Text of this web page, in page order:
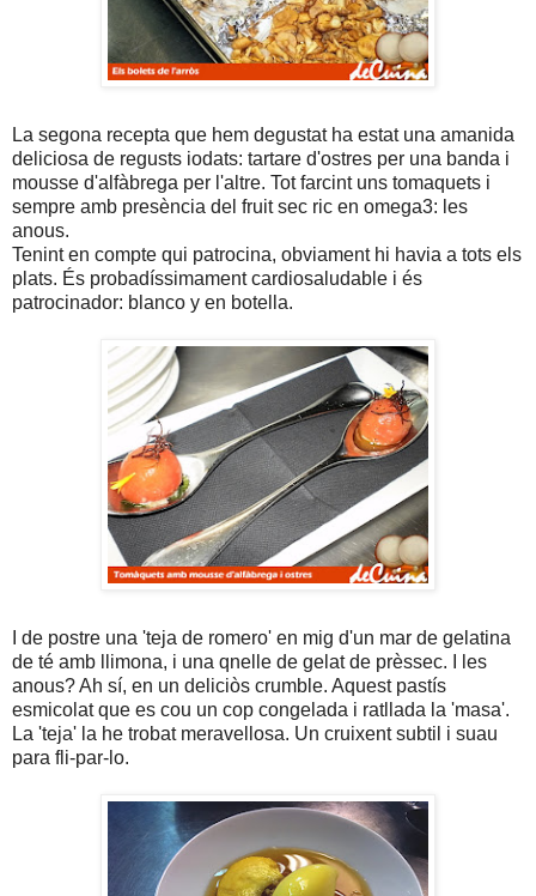
La segona recepta que hem degustat ha estat una amanida
deliciosa de regusts iodats: tartare d'ostres per una banda i
mousse d'alfàbrega per l'altre. Tot farcint uns tomaquets i
sempre amb presència del fruit sec ric en omega3: les
anous.
Tenint en compte qui patrocina, obviament hi havia a tots els
plats. És probadíssimament cardiosaludable i és
patrocinador: blanco y en botella.
I de postre una 'teja de romero' en mig d'un mar de gelatina
de té amb llimona, i una qnelle de gelat de prèssec. I les
anous? Ah sí, en un deliciòs crumble. Aquest pastís
esmicolat que es cou un cop congelada i ratllada la 'masa'.
La 'teja' la he trobat meravellosa. Un cruixent subtil i suau
para fli-par-lo.